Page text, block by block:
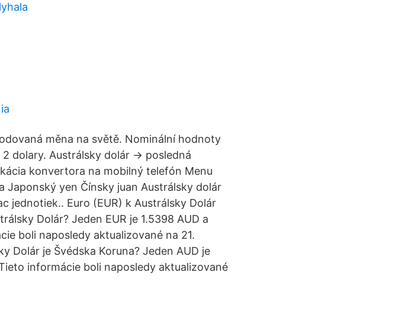
měna na světě. Nominální hodnoty
2 dolary. Austrálsky dolár → posledná
konvertora na mobilný telefón Menu
Japonský yen Čínsky juan Austrálsky dolár
jednotiek.. Euro (EUR) k Austrálsky Dolár
Dolár? Jeden EUR je 1.5398 AUD a
boli naposledy aktualizované na 21.
Dolár je Švédska Koruna? Jeden AUD je
informácie boli naposledy aktualizované